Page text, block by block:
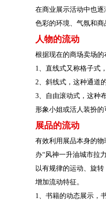
在商业展示活动中也
色彩的环境、气氛和
人物的流动
根据现在的商场卖场
1、直线式又称格子式
2、斜线式，这种通道
3、自由滚动式，这种
形象小姐或活人装扮的
展品的流动
有效利用展品本身的
办“风神一升油城市拉
以有规律的运动、旋
增加流动特征。
1、书籍的动态展示，